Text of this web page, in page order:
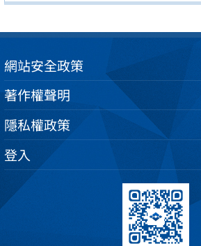
網站安全政策
著作權聲明
隱私權政策
登入